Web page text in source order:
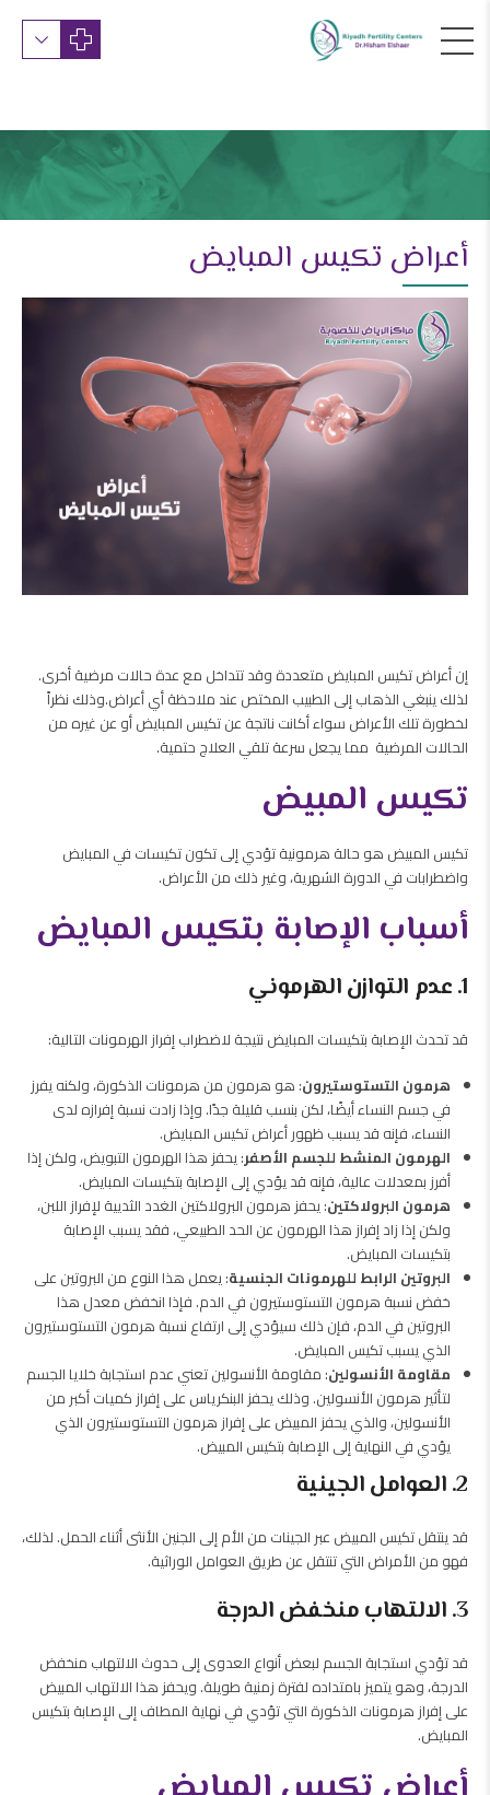
أعراض تكيس المبايض
إن أعراض تكيس المبايض متعددة وقد تتداخل مع عدة حالات مرضية أخرى.
لذلك ينبغي الذهاب إلى الطبيب المختص عند ملاحظة أي أعراض.وذلك نظراً
لخطورة تلك الأعراض سواء أكانت ناتجة عن تكيس المبايض أو عن غيره من
الحالات المرضية مما يجعل سرعة تلقي العلاج حتمية.
تكيس المبيض
تكيس المبيض هو حالة هرمونية تؤدي إلى تكون تكيسات في المبايض
واضطرابات في الدورة الشهرية، وغير ذلك من الأعراض.
أسباب الإصابة بتكيس المبايض
1. عدم التوازن الهرموني
قد تحدث الإصابة بتكيسات المبايض نتيجة لاضطراب إفراز الهرمونات التالية:
هرمون التستوستيرون: هو هرمون من هرمونات الذكورة، ولكنه يفرز
في جسم النساء أيضًا، لكن بنسب قليلة جدًا. وإذا زادت نسبة إفرازه لدى
النساء، فإنه قد يسبب ظهور أعراض تكيس المبايض.
الهرمون المنشط للجسم الأصفر: يحفز هذا الهرمون التبويض، ولكن إذا
أفرز بمعدلات عالية، فإنه قد يؤدي إلى الإصابة بتكيسات المبايض.
هرمون البرولاكتين: يحفز هرمون البرولاكتين الغدد الثديية لإفراز اللبن،
ولكن إذا زاد إفراز هذا الهرمون عن الحد الطبيعي، فقد يسبب الإصابة
بتكيسات المبايض.
البروتين الرابط للهرمونات الجنسية: يعمل هذا النوع من البروتين على
خفض نسبة هرمون التستوستيرون في الدم. فإذا انخفض معدل هذا
البروتين في الدم، فإن ذلك سيؤدي إلى ارتفاع نسبة هرمون التستوستيرون
الذي يسبب تكيس المبايض.
مقاومة الأنسولين: مقاومة الأنسولين تعني عدم استجابة خلايا الجسم
لتأثير هرمون الأنسولين. وذلك يحفز البنكرياس على إفراز كميات أكبر من
الأنسولين، والذي يحفز المبيض على إفراز هرمون التستوستيرون الذي
يؤدي في النهاية إلى الإصابة بتكيس المبيض.
2. العوامل الجينية
قد ينتقل تكيس المبيض عبر الجينات من الأم إلى الجنين الأنثى أثناء الحمل. لذلك،
فهو من الأمراض التي تنتقل عن طريق العوامل الوراثية.
3. الالتهاب منخفض الدرجة
قد تؤدي استجابة الجسم لبعض أنواع العدوى إلى حدوث الالتهاب منخفض
الدرجة، وهو يتميز بامتداده لفترة زمنية طويلة. ويحفز هذا الالتهاب المبيض
على إفراز هرمونات الذكورة التي تؤدي في نهاية المطاف إلى الإصابة بتكيس
المبايض.